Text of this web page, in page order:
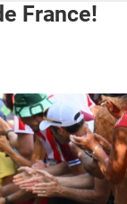
France!